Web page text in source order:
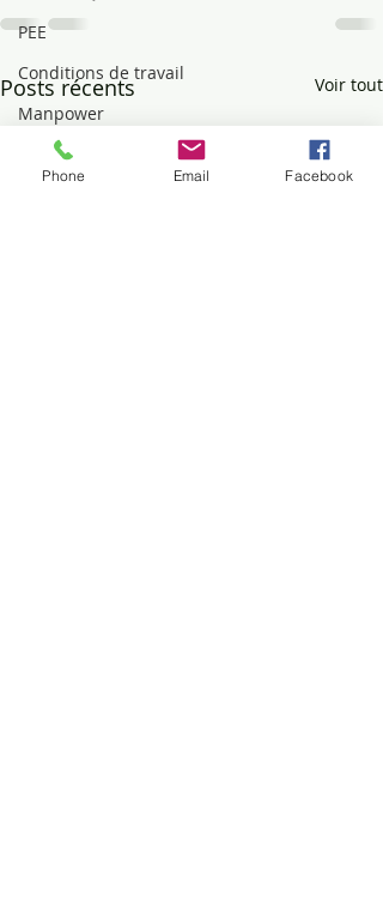
PEE
Conditions de travail
Manpower
Avantage
Posts récents Voir tout
Phone Email Facebook